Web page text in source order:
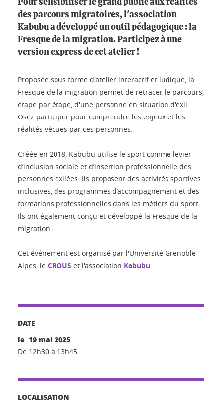
Pour sensibiliser le grand public aux réalités
des parcours migratoires, l'association
Kabubu a développé un outil pédagogique : la
Fresque de la migration. Participez à une
version express de cet atelier !
Proposée sous forme d'atelier interactif et ludique, la
Fresque de la migration permet de retracer le parcours,
étape par étape, d'une personne en situation d'exil.
Osez participer pour comprendre les enjeux et les
réalités vécues par ces personnes.
Créée en 2018, Kabubu utilise le sport comme levier
d’inclusion sociale et d’insertion professionnelle des
personnes exilées. Ils proposent des activités sportives
inclusives, des programmes d’accompagnement et des
formations professionnelles dans les métiers du sport.
Ils ont également conçu et développé la Fresque de la
migration.
Cet événement est organisé par l'Université Grenoble
Alpes, le CROUS et l'association Kabubu
DATE
le 19 mai 2025
De 12h30 à 13h45
LOCALISATION